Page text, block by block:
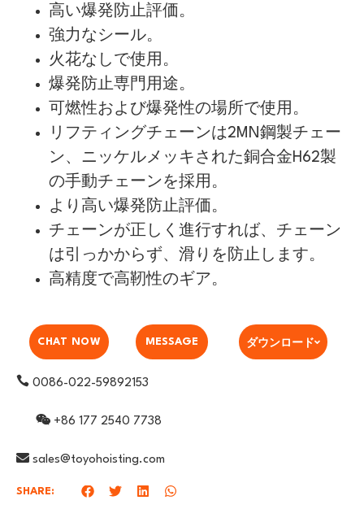
高い爆発防止評価。
強力なシール。
火花なしで使用。
爆発防止専門用途。
可燃性および爆発性の場所で使用。
リフティングチェーンは2MN鋼製チェー
ン、ニッケルメッキされた銅合金H62製
の手動チェーンを採用。
より高い爆発防止評価。
チェーンが正しく進行すれば、チェーン
は引っかからず、滑りを防止します。
高精度で高靭性のギア。
CHAT NOW MESSAGE ダウンロード
0086-022-59892153
+86 177 2540 7738
sales@toyohoisting.com
SHARE: